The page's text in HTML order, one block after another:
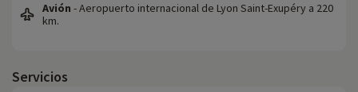
Avión - Aeropuerto internacional de Lyon Saint-Exupéry a 220
km.
Servicios